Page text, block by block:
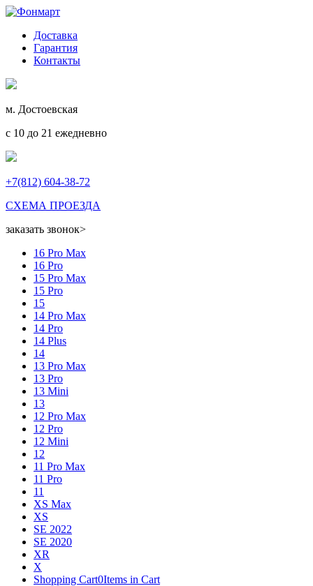
Доставка
Гарантия
Контакты
м. Достоевская
с 10 до 21 ежедневно
+7(812) 604-38-72
СХЕМА ПРОЕЗДА
заказать звонок>
16 Pro Max
16 Pro
15 Pro Max
15 Pro
15
14 Pro Max
14 Pro
14 Plus
14
13 Pro Max
13 Pro
13 Mini
13
12 Pro Max
12 Pro
12 Mini
12
11 Pro Max
11 Pro
11
XS Max
XS
SE 2022
SE 2020
XR
X
Shopping Cart0Items in Cart